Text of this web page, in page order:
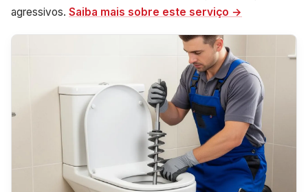
agressivos. Saiba mais sobre este serviço →